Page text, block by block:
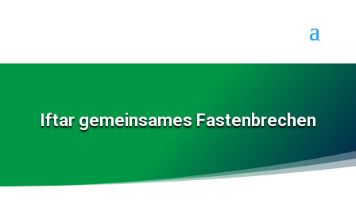
Iftar gemeinsames Fastenbrechen